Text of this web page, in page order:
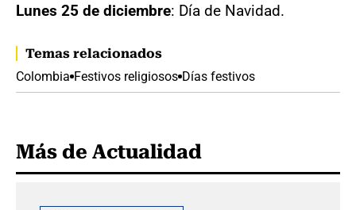
Lunes 25 de diciembre: Día de Navidad.
Temas relacionados
Colombia Festivos religiosos Días festivos
Más de Actualidad